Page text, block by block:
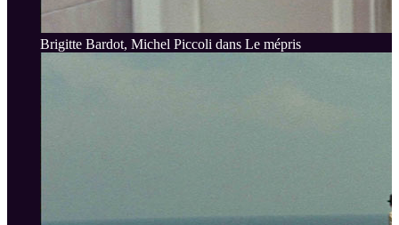
Brigitte Bardot, Michel Piccoli dans Le mépris